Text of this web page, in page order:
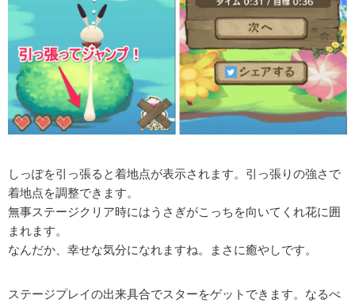
しっぽを引っ張ると着地点が表示されます。引っ張りの強さで
着地点を調整できます。
無事ステージクリア時にはうさぎがこっちを向いてくれ花に囲
まれます。
なんだか、幸せな気分になれますね。まさに癒やしです。
ステージプレイの出来具合でスターをゲットできます。なるべ